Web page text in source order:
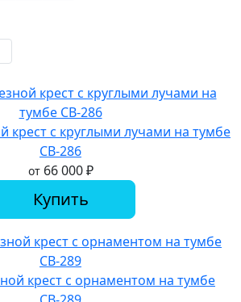
крест с круглыми лучами на тумбе
СВ-286
от 66 000₽
Купить
крест с орнаментом на тумбе